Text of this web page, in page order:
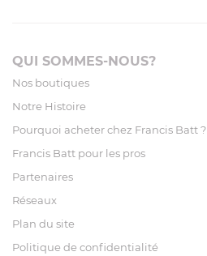
QUI SOMMES-NOUS?
Nos boutiques
Notre Histoire
Pourquoi acheter chez Francis Batt ?
Francis Batt pour les pros
Partenaires
Réseaux
Plan du site
Politique de confidentialité